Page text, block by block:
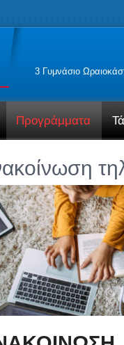
3 Γυμνάσιο
Προγράμματα